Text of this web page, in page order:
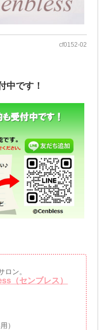
cf0152‐02
中です！
ロン。
（センブレス）
）